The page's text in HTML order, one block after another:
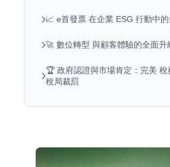
📈 e首發票 在企業 ESG 行動中
🚀 數位轉型 與顧客體驗的全面升
🏆 政府認證與市場肯定：完美 稅
稅局裁罰